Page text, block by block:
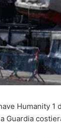
Humanity 1
Guardia